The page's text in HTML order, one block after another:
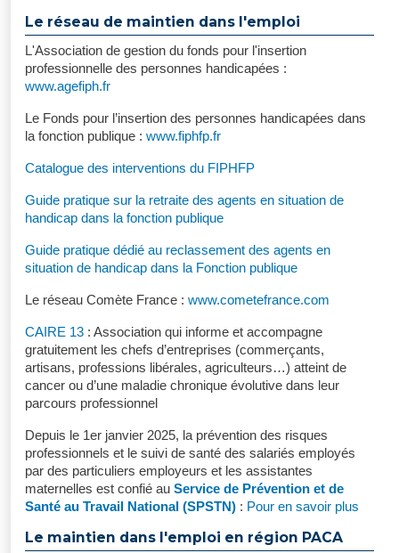
Le réseau de maintien dans l'emploi
L'Association de gestion du fonds pour l'insertion
professionnelle des personnes handicapées :
www.agefiph.fr
Le Fonds pour l’insertion des personnes handicapées dans
la fonction publique : www.fiphfp.fr
Catalogue des interventions du FIPHFP
Guide pratique sur la retraite des agents en situation de
handicap dans la fonction publique
Guide pratique dédié au reclassement des agents en
situation de handicap dans la Fonction publique
Le réseau Comète France : www.cometefrance.com
CAIRE 13 : Association qui informe et accompagne
gratuitement les chefs d’entreprises (commerçants,
artisans, professions libérales, agriculteurs…) atteint de
cancer ou d’une maladie chronique évolutive dans leur
parcours professionnel
Depuis le 1er janvier 2025, la prévention des risques
professionnels et le suivi de santé des salariés employés
par des particuliers employeurs et les assistantes
maternelles est confié au Service de Prévention et de
Santé au Travail National (SPSTN) : Pour en savoir plus
Le maintien dans l'emploi en région PACA